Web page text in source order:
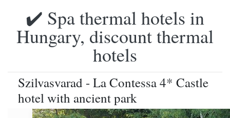
✔️ Spa thermal hotels in
Hungary, discount thermal
hotels
Szilvasvarad - La Contessa 4* Castle
hotel with ancient park